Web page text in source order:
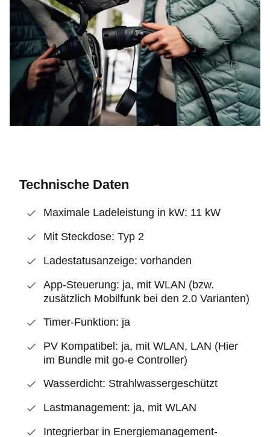
Technische Daten
Maximale Ladeleistung in kW: 11 kW
Mit Steckdose: Typ 2
Ladestatusanzeige: vorhanden
App-Steuerung: ja, mit WLAN (bzw.
zusätzlich Mobilfunk bei den 2.0 Varianten)
Timer-Funktion: ja
PV Kompatibel: ja, mit WLAN, LAN (Hier
im Bundle mit go-e Controller)
Wasserdicht: Strahlwassergeschützt
Lastmanagement: ja, mit WLAN
Integrierbar in Energiemanagement-